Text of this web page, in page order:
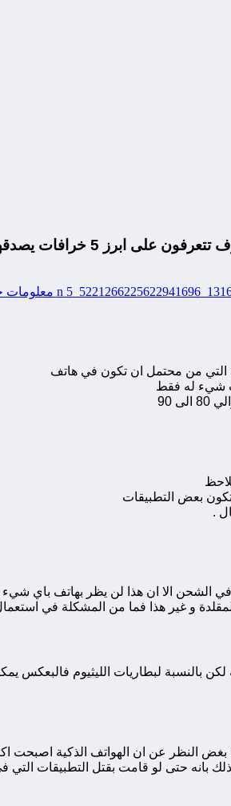
حول بطاريات الهاتف الذكية .
من محتمل ان تكون في هاتف
شيء له فقط
بعض التطبيقات
.
الا ان هذا لن يظر بهاتف باي
الرخيسة و المقلدة و
بالنسبة لبطاريات الليثيوم فالبعكس
النظر عن ان الهواتف الذكية اصبحت
بانه حتى لو قامت بقتل التطبيقات التي